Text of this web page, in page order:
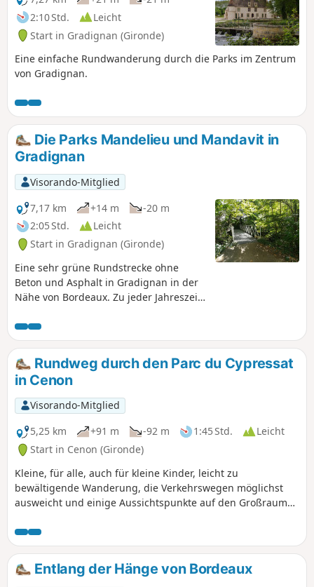
Privatgärten und die mehr oder weniger
zugänglichen und gepflegten
öffentlichen Gärten. Mit etwas Vorsicht
kann man den Rundgang auch mit dem
Fahrrad machen.
2:10 Std.
Leicht
Start in Gradignan (Gironde)
Eine einfache Rundwanderung durch die Parks im Zentrum
von Gradignan.
Die Parks Mandelieu und Mandavit in
Gradignan
Visorando-Mitglied
7,17 km
+14 m
-20 m
2:05 Std.
Leicht
Start in Gradignan (Gironde)
Eine sehr grüne Rundstrecke ohne
Beton und Asphalt in Gradignan in der
Nähe von Bordeaux. Zu jeder Jahreszeit
schattig). Entlang der Route gibt es
mehrere Bänke. In der Nähe des Flusses
(Eau Bourde) kann es zu Mückenstichen
kommen.
Rundweg durch den Parc du Cypressat
in Cenon
Visorando-Mitglied
5,25 km
+91 m -92 m 1:45 Std.
Leicht
Start in Cenon (Gironde)
Kleine, für alle, auch für kleine Kinder, leicht zu
bewältigende Wanderung, die Verkehrswegen möglichst
ausweicht und einige Aussichtspunkte auf den Großraum
Familie.
Entlang der Hänge von Bordeaux